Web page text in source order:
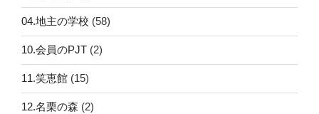
04.地主の学校 (58)
10.会員のPJT (2)
11.笑恵館 (15)
12.名栗の森 (2)